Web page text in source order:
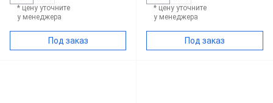
* цену уточните
у менеджера
Под заказ
* цену уточните
у менеджера
Под заказ